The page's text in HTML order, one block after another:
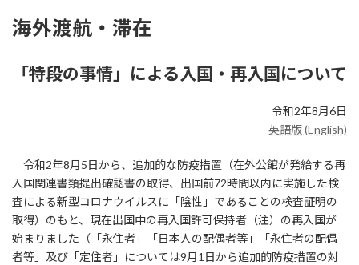
新
:
海外渡航・滞在
「特段の事情」による入国・再入国について
令和2年8月6日
英語版 (English)
令和2年8月5日から、追加的な防疫措置（在外公館が発給する再
入国関連書類提出確認書の取得、出国前72時間以内に実施した検
査による新型コロナウイルスに「陰性」であることの検査証明の
取得）のもと、現在出国中の再入国許可保持者（注）の再入国が
始まりました（「永住者」「日本人の配偶者等」「永住者の配偶
者等」及び「定住者」については9月1日から追加的防疫措置の対